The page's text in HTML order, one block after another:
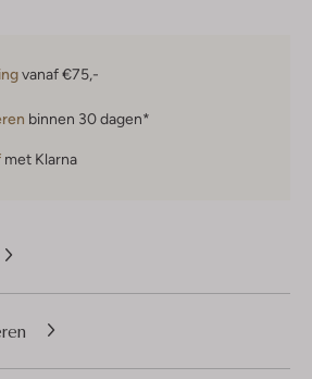
vanaf €75,-
binnen 30 dagen*
met Klarna